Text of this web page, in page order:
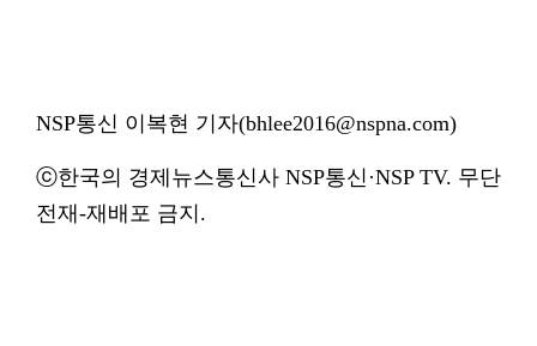
NSP통신 이복현 기자(bhlee2016@nspna.com)
ⓒ한국의 경제뉴스통신사 NSP통신·NSP TV. 무단
전재-재배포 금지.